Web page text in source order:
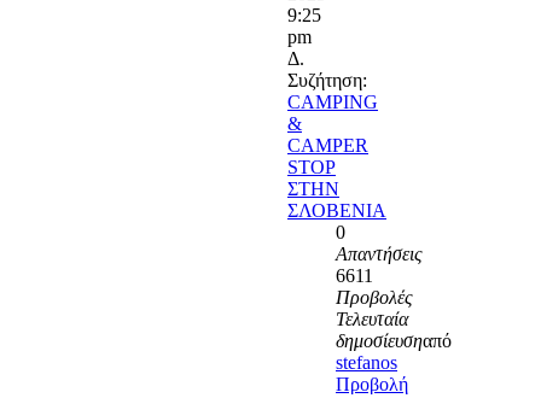
9:25
pm
Δ.
Συζήτηση:
CAMPING
&
CAMPER
STOP
ΣΤΗΝ
ΣΛΟΒΕΝΙΑ
0
Απαντήσεις
6611
Προβολές
Τελευταία
δημοσίευσηαπό
stefanos
Προβολή